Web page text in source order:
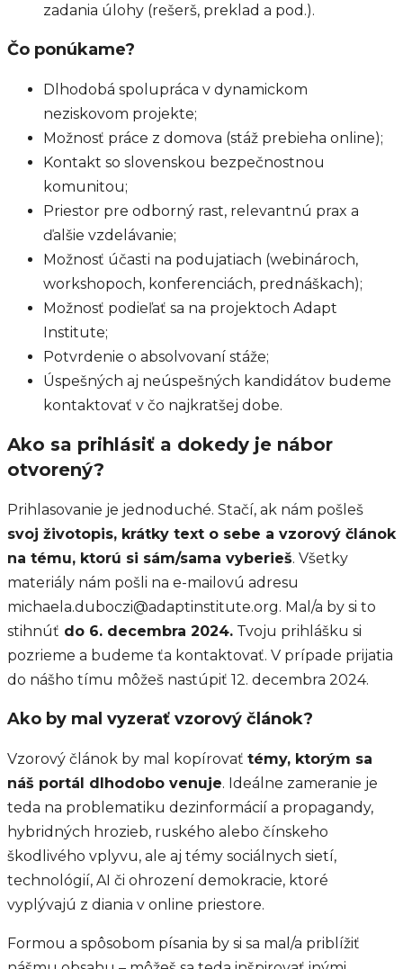
zadania úlohy (rešerš, preklad a pod.).
Čo ponúkame?
Dlhodobá spolupráca v dynamickom
neziskovom projekte;
Možnosť práce z domova (stáž prebieha online);
Kontakt so slovenskou bezpečnostnou
komunitou;
Priestor pre odborný rast, relevantnú prax a
ďalšie vzdelávanie;
Možnosť účasti na podujatiach (webinároch,
workshopoch, konferenciách, prednáškach);
Možnosť podieľať sa na projektoch Adapt
Institute;
Potvrdenie o absolvovaní stáže;
Úspešných aj neúspešných kandidátov budeme
kontaktovať v čo najkratšej dobe.
Ako sa prihlásiť a dokedy je nábor
otvorený?
Prihlasovanie je jednoduché. Stačí, ak nám pošleš
svoj životopis, krátky text o sebe a vzorový článok
na tému, ktorú si sám/sama vyberieš. Všetky
materiály nám pošli na e-mailovú adresu
michaela.duboczi@adaptinstitute.org. Mal/a by si to
stihnúť do 6. decembra 2024. Tvoju prihlášku si
pozrieme a budeme ťa kontaktovať. V prípade prijatia
do nášho tímu môžeš nastúpiť 12. decembra 2024.
Ako by mal vyzerať vzorový článok?
Vzorový článok by mal kopírovať témy, ktorým sa
náš portál dlhodobo venuje. Ideálne zameranie je
teda na problematiku dezinformácií a propagandy,
hybridných hrozieb, ruského alebo čínskeho
škodlivého vplyvu, ale aj témy sociálnych sietí,
technológií, AI či ohrození demokracie, ktoré
vyplývajú z diania v online priestore.
Formou a spôsobom písania by si sa mal/a priblížiť